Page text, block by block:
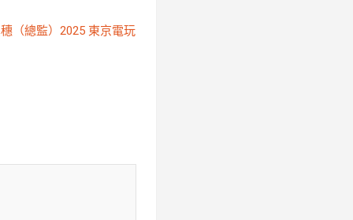
（總監）2025 東京電玩